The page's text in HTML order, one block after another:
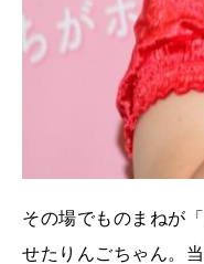
その場でものまねが
せたりんごちゃん。